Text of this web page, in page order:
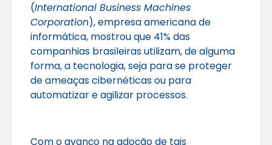
(International Business Machines
Corporation), empresa americana de
informática, mostrou que 41% das
companhias brasileiras utilizam, de alguma
forma, a tecnologia, seja para se proteger
de ameaças cibernéticas ou para
automatizar e agilizar processos.
Com o avanço na adoção de tais